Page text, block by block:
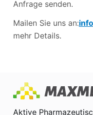
Anfrage senden.
Mailen Sie uns an:
mehr Details.
Aktive